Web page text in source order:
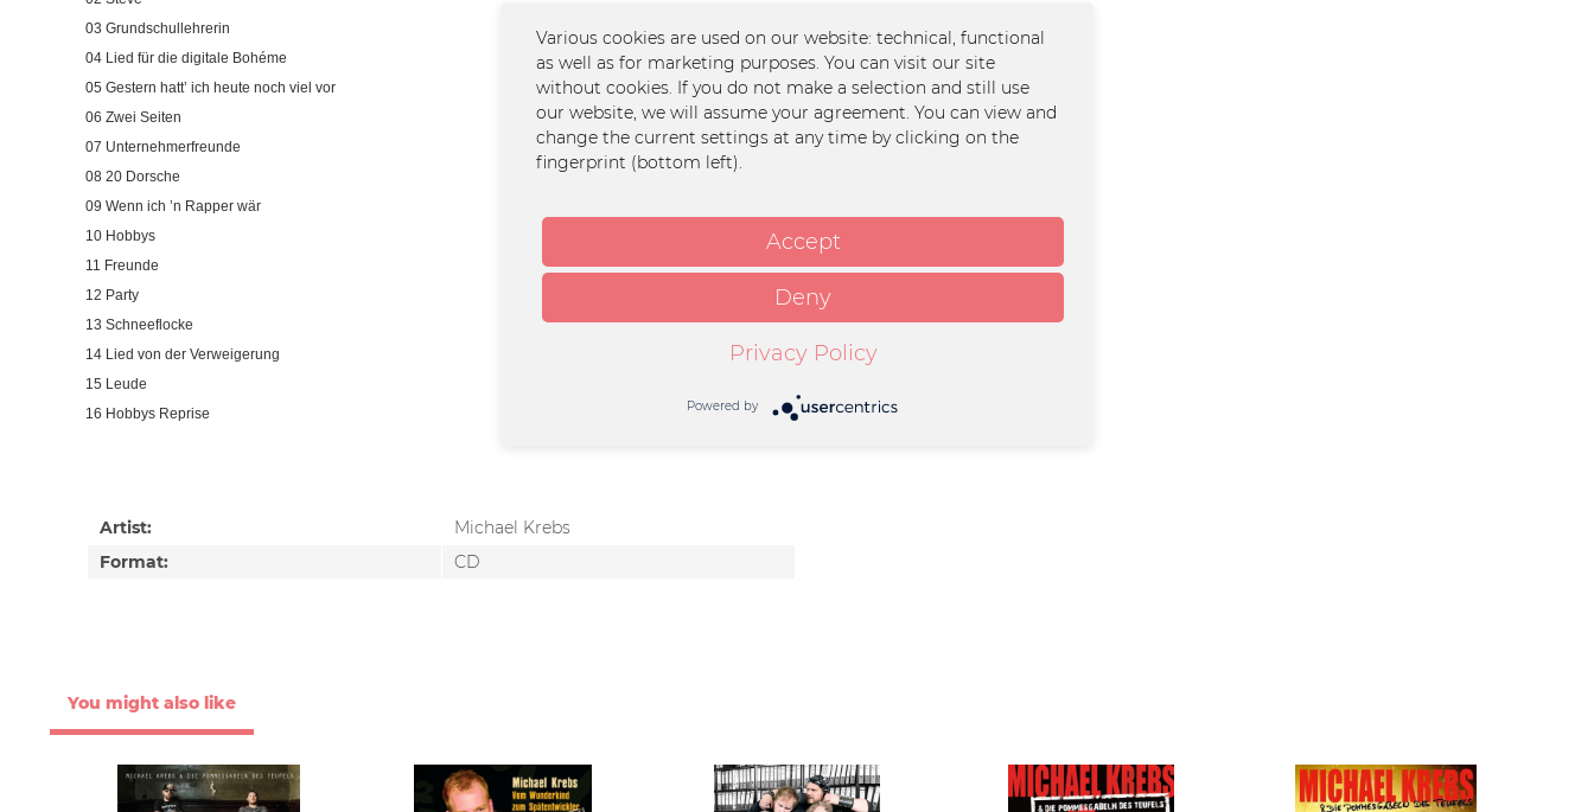
03 Grundschullehrerin
04 Lied für die digitale Bohéme
05 Gestern hatt’ ich heute noch viel vor
06 Zwei Seiten
07 Unternehmerfreunde
08 20 Dorsche
09 Wenn ich ’n Rapper wär
10 Hobbys
11 Freunde
12 Party
13 Schneeflocke
14 Lied von der Verweigerung
15 Leude
16 Hobbys Reprise
Artist:
Michael Krebs
Format:
CD
You might also like
Various cookies are used on our website: technical, functional
as well as for marketing purposes. You can visit our site
without cookies. If you do not make a selection and still use
our website, we will assume your agreement. You can view and
change the current settings at any time by clicking on the
fingerprint (bottom left).
Accept
Deny
Privacy Policy
Powered by